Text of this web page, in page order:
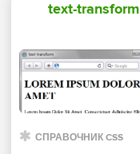
text-transform
СПРАВОЧНИК CSS